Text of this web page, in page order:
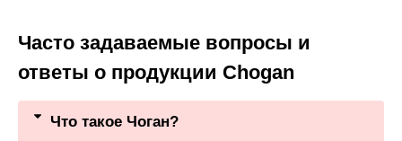
Часто задаваемые вопросы и
ответы о продукции Chogan
Что такое Чоган?